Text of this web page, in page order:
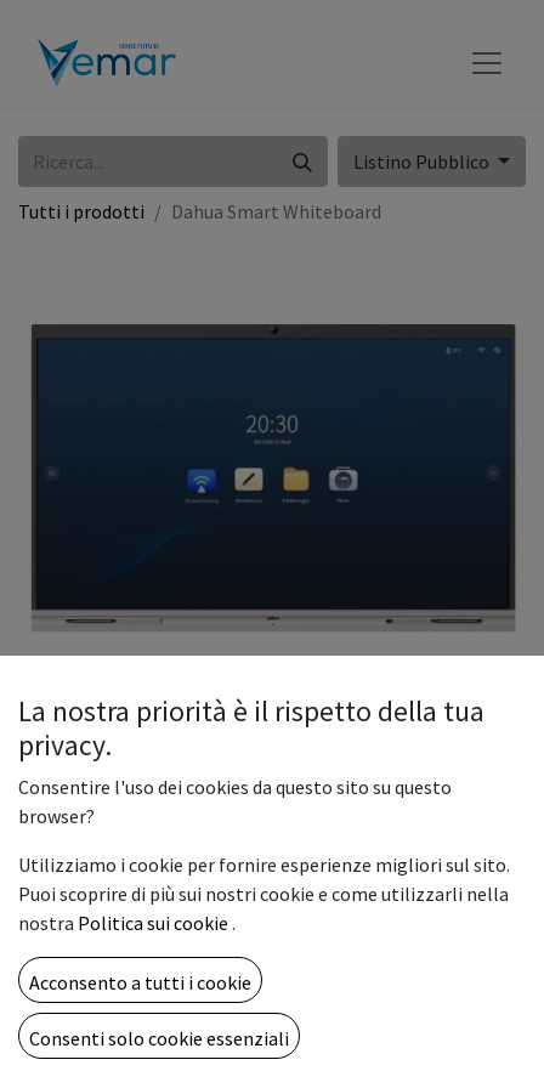
Listino Pubblico
Tutti i prodotti Dahua Smart Whiteboard
Dahua Smart Whiteboard
Incluso nel prezzo OEM SOFTWARE EDUCATIONAL
per immagini chiare con colori nitidi
Telecamera da 1080p e 2 microfoni integrati per una
comunicazione video e audio di ottima qualità
Condivisione schermo wireless di dispositivi multipli in modo
semplice e intuitivo
Rapida condivisione dei file tramite scansione di QR code con
crittografia per maggiore sicurezza e tutela della privacy
La nostra priorità è il rispetto della tua
privacy.
Consentire l'uso dei cookies da questo sito su questo
browser?
Utilizziamo i cookie per fornire esperienze migliori sul sito.
Puoi scoprire di più sui nostri cookie e come utilizzarli nella
nostra Politica sui cookie .
Acconsento a tutti i cookie
Consenti solo cookie essenziali